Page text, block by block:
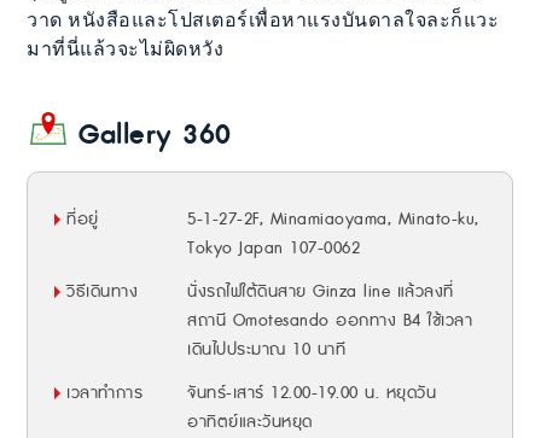
วาด หนังสือและโปสเตอร์เพื่อหาแรงบันดาลใจละก็แวะ
มาที่นี่แล้วจะไม่ผิดหวัง
Gallery 360
ที่อยู่
5-1-27-2F, Minamiaoyama, Minato-ku,
Tokyo Japan 107-0062
วิธีเดินทาง
นั่งรถไฟใต้ดินสาย Ginza line แล้วลงที่
สถานี Omotesando ออกทาง B4 ใช้เวลา
เดินไปประมาณ 10 นาที
เวลาทำการ
จันทร์-เสาร์ 12.00-19.00 น. หยุดวัน
อาทิตย์และวันหยุด